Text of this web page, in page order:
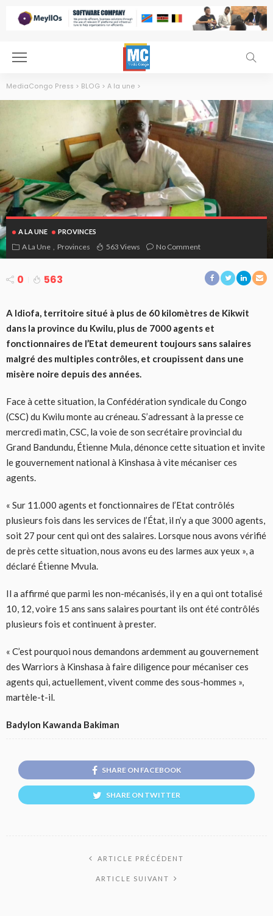
MediaCongo Press > BLOG > A la une >
A LA UNE PROVINCES
A La Une Provinces 563 Views No Comment
0 563
A Idiofa, territoire situé à plus de 60 kilomètres de Kikwit
dans la province du Kwilu, plus de 7000 agents et
fonctionnaires de l’Etat demeurent toujours sans salaires
malgré des multiples contrôles, et croupissent dans une
misère noire depuis des années.
Face à cette situation, la Confédération syndicale du Congo
(CSC) du Kwilu monte au créneau. S’adressant à la presse ce
mercredi matin, CSC, la voie de son secrétaire provincial du
Grand Bandundu, Étienne Mula, dénonce cette situation et invite
le gouvernement national à Kinshasa à vite mécaniser ces
agents.
« Sur 11.000 agents et fonctionnaires de l’Etat contrôlés
plusieurs fois dans les services de l’État, il n’y a que 3000 agents,
soit 27 pour cent qui ont des salaires. Lorsque nous avons vérifié
de près cette situation, nous avons eu des larmes aux yeux », a
déclaré Étienne Mvula.
Il a affirmé que parmi les non-mécanisés, il y en a qui ont totalisé
10, 12, voire 15 ans sans salaires pourtant ils ont été contrôlés
plusieurs fois et continuent à prester.
« C’est pourquoi nous demandons ardemment au gouvernement
des Warriors à Kinshasa à faire diligence pour mécaniser ces
agents qui, actuellement, vivent comme des sous-hommes »,
martèle-t-il.
Badylon Kawanda Bakiman
SHARE ON FACEBOOK
SHARE ON TWITTER
ARTICLE PRÉCÉDENT
ARTICLE SUIVANT